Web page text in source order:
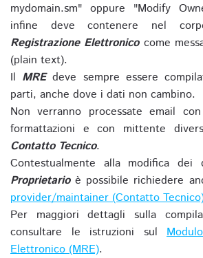
mydomain.sm" oppure "Modify
infine deve contenere nel
Registrazione Elettronicocome
(plain text).
Il MREdeve sempre essere
parti, anche dove i dati non cambino.
Non verranno processate email
formattazioni e con mittente
Contatto Tecnico.
Contestualmente alla modifica dei
Proprietarioè possibile richiedere
provider/maintainer (Contatto
Per maggiori dettagli sulla
consultare le istruzioni sul
Elettronico (MRE).